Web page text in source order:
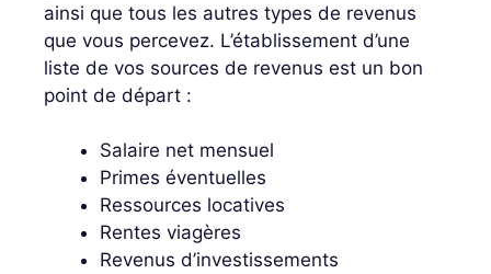
ainsi que tous les autres types de revenus
que vous percevez. L’établissement d’une
liste de vos sources de revenus est un bon
point de départ :
Salaire net mensuel
Primes éventuelles
Ressources locatives
Rentes viagères
Revenus d’investissements